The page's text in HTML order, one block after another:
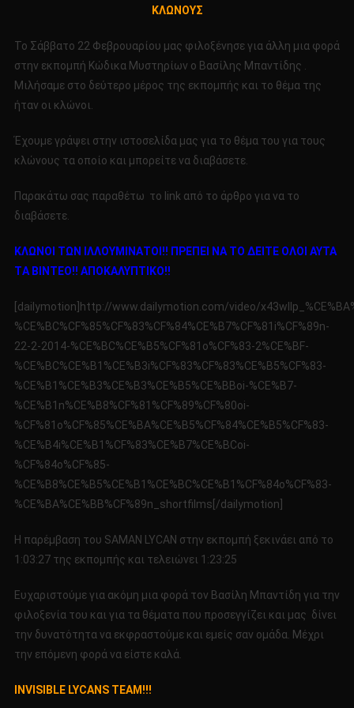
ΜΥΣΤΗΡΊΩΝ
ΓΙΑ
ΤΟΥΣ
ΚΛΩΝΟΥΣ
Το Σάββατο 22 Φεβρουαρίου μας φιλοξένησε για άλλη μια φορά
στην εκπομπή Κώδικα Μυστηρίων ο Βασίλης Μπαντίδης .
Μιλήσαμε στο δεύτερο μέρος της εκπομπής και το θέμα της
ήταν οι κλώνοι.
Έχουμε γράψει στην ιστοσελίδα μας για το θέμα του για τους
κλώνους τα οποίο και μπορείτε να διαβάσετε.
Παρακάτω σας παραθέτω το link από το άρθρο για να το
διαβάσετε.
ΚΛΩΝΟΙ ΤΩΝ ΙΛΛΟΥΜΙΝΑΤΟΙ!! ΠΡΕΠΕΙ ΝΑ ΤΟ ΔΕΙΤΕ ΟΛΟΙ ΑΥΤΑ
ΤAΒΙΝΤΕΟ!! ΑΠΟΚΑΛΥΠΤΙΚΟ!!
[dailymotion]http://www.dailymotion.com/video/
%CE%BC%CF%85%CF%83%CF%84%CE%B7%CF%81i%CF%89n-
22-2-2014-%CE%BC%CE%B5%CF%81o%CF%83-2%CE%BF-
%CE%BC%CE%B1%CE%B3i%CF%83%CF%83%CE%B5%CF%83-
%CE%B1%CE%B3%CE%B3%CE%B5%CE%BBoi-%CE%B7-
%CE%B1n%CE%B8%CF%81%CF%89%CF%80oi-
%CF%81o%CF%85%CE%BA%CE%B5%CF%84%CE%B5%CF%83-
%CE%B4i%CE%B1%CF%83%CE%B7%CE%BCoi-
%CF%84o%CF%85-
%CE%B8%CE%B5%CE%B1%CE%BC%CE%B1%CF%84o%CF%83-
%CE%BA%CE%BB%CF%89n_shortfilms[/dailymotion]
Η παρέμβαση του SAMAN LYCAN στην εκπομπή ξεκινάει από το
1:03:27 της εκπομπής και τελειώνει 1:23:25
Ευχαριστούμε για ακόμη μια φορά τον Βασίλη Μπαντίδη για την
φιλοξενία του και για τα θέματα που προσεγγίζει και μας δίνει
την δυνατότητα να εκφραστούμε και εμείς σαν ομάδα. Μέχρι
την επόμενη φορά να είστε καλά.
INVISIBLE LYCANS TEAM !!!